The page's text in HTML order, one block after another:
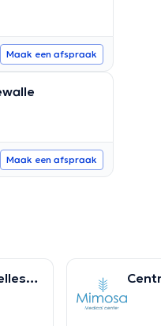
Maak een afspraak
Maak een afspraak